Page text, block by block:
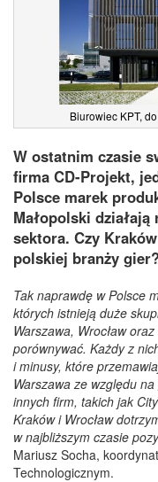
Biurowiec KPT,
W ostatnim czasie
firma CD-Projekt,
Polsce marek
Małopolski
sektora. Czy
polskiej branży
Tak naprawdę w Polsce
których istnieją duże
Warszawa, Wrocław
porównywać. Każdy z
i minusy, które
Warszawa ze względu
innych firm, takich jak
Kraków i Wrocław
w najbliższym czasie
Mariusz Socha,
Technologicznym.